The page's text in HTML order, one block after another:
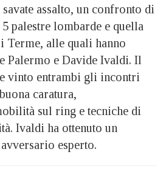
assalto, un confronto di
palestre lombarde e quella
Terme, alle quali hanno
Palermo e Davide Ivaldi. Il
vinto entrambi gli incontri
caratura,
sul ring e tecniche di
Ivaldi ha ottenuto un
esperto.